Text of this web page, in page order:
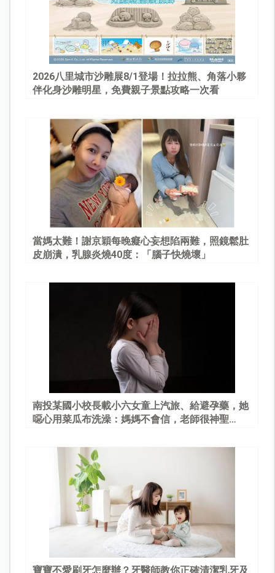
2026八里城市沙雕展8/1登場！拉拉熊、角落小夥
伴化身沙雕明星，免費親子景點攻略一次看
當媽太難！謝京穎每晚癡心妄想陷兩難，照鏡鬆肚
皮崩潰，乳腺炎燒40度：「腦子快燒壞」
南投某國小校長載小六女童上汽旅、給避孕藥，她
噁心用菜瓜布洗澡：媽媽不會信，老師很神聖…
寶寶不愛刷牙怎麼辦？牙醫師教你正確清潔乳牙及